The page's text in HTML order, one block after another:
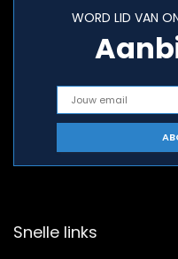
WORD LID VAN
Snelle links